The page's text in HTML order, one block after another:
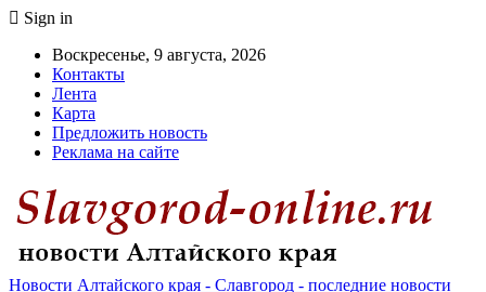
Sign in
Воскресенье, 9 августа, 2026
Контакты
Лента
Карта
Предложить новость
Реклама на сайте
Новости Алтайского края - Славгород - последние новости